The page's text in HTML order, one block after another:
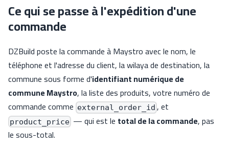
Ce qui se passe à l'expédition d'une
commande
DZBuild poste la commande à Maystro avec le nom, le
téléphone et l'adresse du client, la wilaya de destination, la
commune sous forme d'identifiant numérique de
commune Maystro, la liste des produits, votre numéro de
commande comme external_order_id , et
product_price — qui est le total de la commande, pas
le sous-total.